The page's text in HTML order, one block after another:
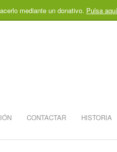
mediante un donativo. Pulsa aquí
CONTACTAR HISTORIA